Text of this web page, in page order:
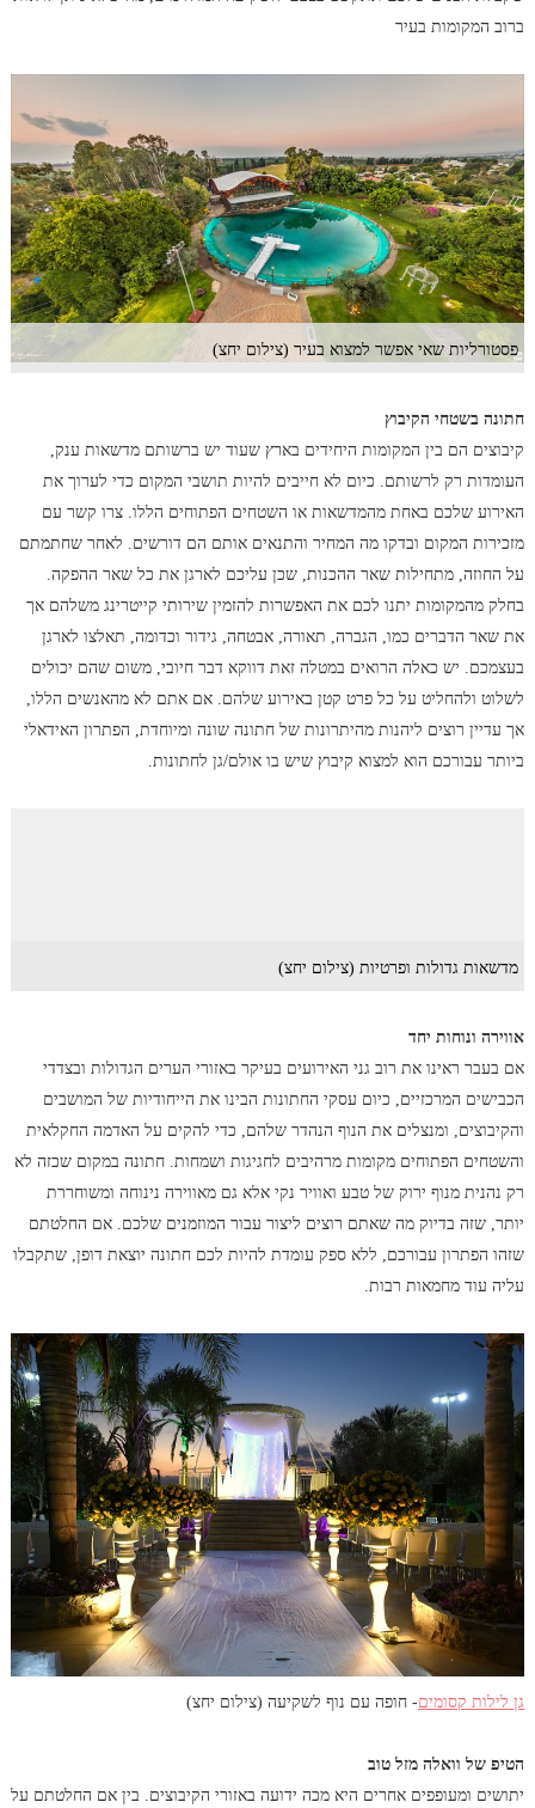
ברוב המקומות בעיר
פסטורליות שאי אפשר למצוא בעיר (צילום יחצ)
חתונה בשטחי הקיבוץ
קיבוצים הם בין המקומות היחידים בארץ שעוד יש ברשותם מדשאות ענק,
העומדות רק לרשותם. כיום לא חייבים להיות תושבי המקום כדי לערוך את
האירוע שלכם באחת מהמדשאות או השטחים הפתוחים הללו. צרו קשר עם
מזכירות המקום ובדקו מה המחיר והתנאים אותם הם דורשים. לאחר שחתמתם
על החוזה, מתחילות שאר ההכנות, שכן עליכם לארגן את כל שאר ההפקה.
בחלק מהמקומות יתנו לכם את האפשרות להזמין שירותי קייטרינג משלהם אך
את שאר הדברים כמו, הגברה, תאורה, אבטחה, גידור וכדומה, תאלצו לארגן
בעצמכם. יש כאלה הרואים במטלה זאת דווקא דבר חיובי, משום שהם יכולים
לשלוט ולהחליט על כל פרט קטן באירוע שלהם. אם אתם לא מהאנשים הללו,
אך עדיין רוצים ליהנות מהיתרונות של חתונה שונה ומיוחדת, הפתרון האידאלי
ביותר עבורכם הוא למצוא קיבוץ שיש בו אולם/גן לחתונות.
מדשאות גדולות ופרטיות (צילום יחצ)
אווירה ונוחות יחד
אם בעבר ראינו את רוב גני האירועים בעיקר באזורי הערים הגדולות ובצדדי
הכבישים המרכזיים, כיום עסקי החתונות הבינו את הייחודיות של המושבים
והקיבוצים, ומנצלים את הנוף הנהדר שלהם, כדי להקים על האדמה החקלאית
והשטחים הפתוחים מקומות מרהיבים לחגיגות ושמחות. חתונה במקום שכזה לא
רק נהנית מנוף ירוק של טבע ואוויר נקי אלא גם מאווירה נינוחה ומשוחררת
יותר, שזה בדיוק מה שאתם רוצים ליצור עבור המוזמנים שלכם. אם החלטתם
שזהו הפתרון עבורכם, ללא ספק עומדת להיות לכם חתונה יוצאת דופן, שתקבלו
עליה עוד מחמאות רבות.
גן לילות קסומים- חופה עם נוף לשקיעה (צילום יחצ)
הטיפ של וואלה מזל טוב
יתושים ומעופפים אחרים היא מכה ידועה באזורי הקיבוצים. בין אם החלטתם על